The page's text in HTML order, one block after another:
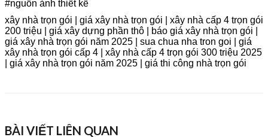
#nguồn ảnh thiết kế
xây nhà trọn gói | giá xây nhà trọn gói | xây nhà cấp 4 trọn gói
200 triệu | giá xây dựng phần thô | báo giá xây nhà trọn gói |
giá xây nhà trọn gói năm 2025 | sua chua nha tron goi | giá
xây nhà trọn gói cấp 4 | xây nhà cấp 4 trọn gói 300 triệu 2025
| giá xây nhà trọn gói năm 2025 | giá thi công nhà trọn gói
BÀI VIẾT LIÊN QUAN